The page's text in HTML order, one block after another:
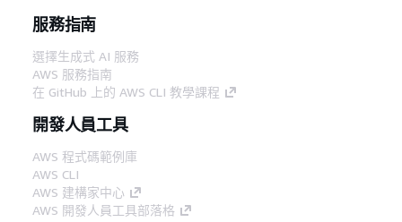
服務指南
選擇生成式 AI 服務
AWS 服務指南
在 GitHub 上的 AWS CLI 教學課程
開發人員工具
AWS 程式碼範例庫
AWS CLI
AWS 建構家中心
AWS 開發人員工具部落格